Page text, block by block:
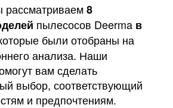
рассматриваем8
пылесосов Deerma в
были отобраны на
анализа. Наши
вам сделать
выбор, соответствующий
и предпочтениям.